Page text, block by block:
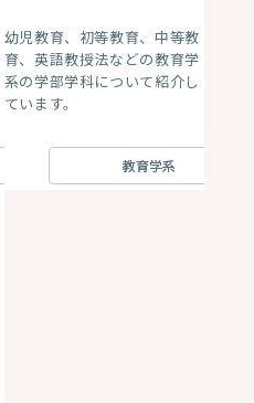
幼児教育、初等教育、中等教
育、英語教授法などの教育学
系の学部学科について紹介し
ています。
教育学系